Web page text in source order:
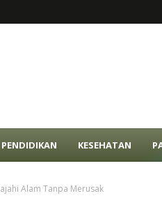
PENDIDIKAN KESEHATAN
Alam Tanpa Merusak